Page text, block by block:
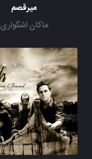
میرقصم
ماکان اشگواری